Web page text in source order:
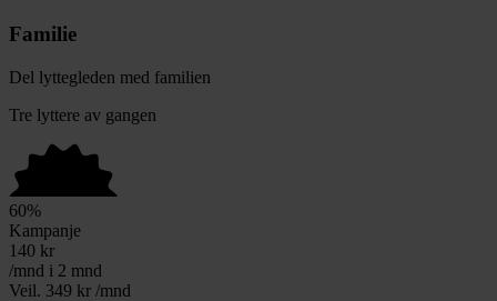
Familie
Del lyttegleden med familien
Tre lyttere av gangen
60%
Kampanje
140 kr
/mnd i 2 mnd
Veil. 349 kr /mnd